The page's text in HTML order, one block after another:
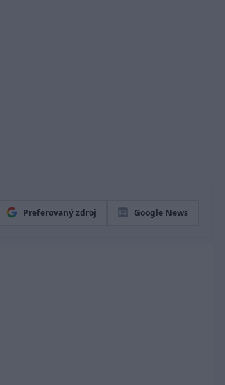
Preferovaný zdroj Google News